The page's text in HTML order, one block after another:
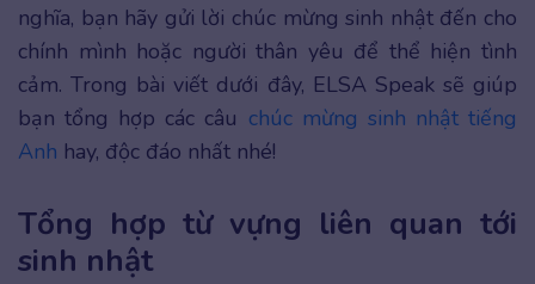
nghĩa, bạn hãy gửi lời chúc mừng sinh nhật đến cho
chính mình hoặc người thân yêu để thể hiện tình
cảm. Trong bài viết dưới đây, ELSA Speak sẽ giúp
bạn tổng hợp các câu chúc mừng sinh nhật tiếng
Anh hay, độc đáo nhất nhé!
Tổng hợp từ vựng liên quan tới
sinh nhật